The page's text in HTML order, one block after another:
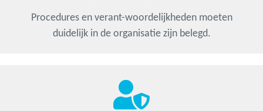
Procedures en verant-woordelijkheden moeten
duidelijk in de organisatie zijn belegd.